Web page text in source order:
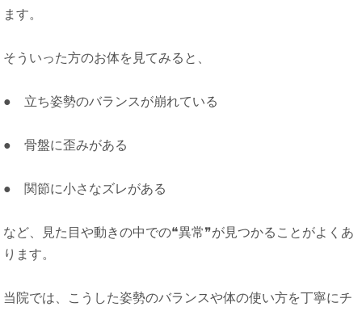
ます。
そういった方のお体を見てみると、
● 立ち姿勢のバランスが崩れている
● 骨盤に歪みがある
● 関節に小さなズレがある
など、見た目や動きの中での❝異常❞が見つかることがよくあ
ります。
当院では、こうした姿勢のバランスや体の使い方を丁寧にチ